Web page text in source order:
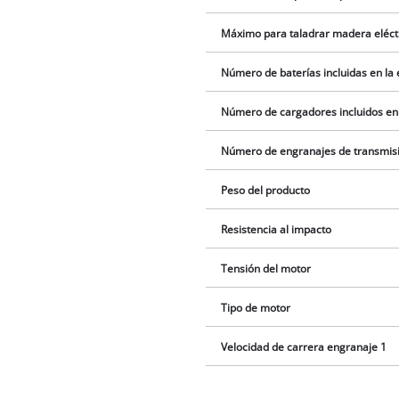
Máximo para taladrar madera
Número de baterías incluidas en la
Número de cargadores incluidos
Número de engranajes de
Peso del producto
Resistencia al impacto
Tensión del motor
Tipo de motor
Velocidad de carrera engranaje 1